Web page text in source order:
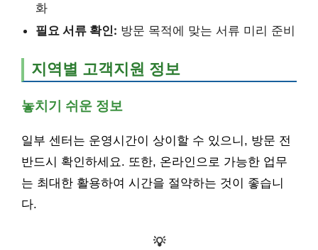
화
필요 서류 확인: 방문 목적에 맞는 서류 미리 준비
지역별 고객지원 정보
놓치기 쉬운 정보
일부 센터는 운영시간이 상이할 수 있으니, 방문 전
반드시 확인하세요. 또한, 온라인으로 가능한 업무
는 최대한 활용하여 시간을 절약하는 것이 좋습니
다.
💡